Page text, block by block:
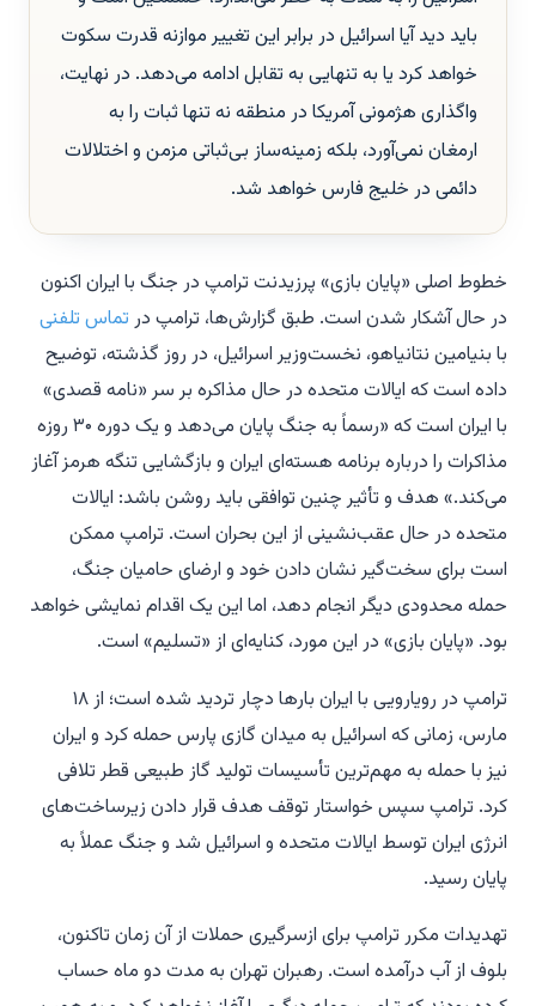
باید دید آیا اسرائیل در برابر این تغییر موازنه قدرت سکوت
خواهد کرد یا به تنهایی به تقابل ادامه می‌دهد. در نهایت،
واگذاری هژمونی آمریکا در منطقه نه تنها ثبات را به
ارمغان نمی‌آورد، بلکه زمینه‌ساز بی‌ثباتی مزمن و اختلالات
دائمی در خلیج فارس خواهد شد.
خطوط اصلی «پایان بازی» پرزیدنت ترامپ در جنگ با ایران اکنون
در حال آشکار شدن است. طبق گزارش‌ها، ترامپ در تماس تلفنی
با بنیامین نتانیاهو، نخست‌وزیر اسرائیل، در روز گذشته، توضیح
داده است که ایالات متحده در حال مذاکره بر سر «نامه قصدی»
با ایران است که «رسماً به جنگ پایان می‌دهد و یک دوره ۳۰ روزه
مذاکرات را درباره برنامه هسته‌ای ایران و بازگشایی تنگه هرمز آغاز
می‌کند.» هدف و تأثیر چنین توافقی باید روشن باشد: ایالات
متحده در حال عقب‌نشینی از این بحران است. ترامپ ممکن
است برای سخت‌گیر نشان دادن خود و ارضای حامیان جنگ،
حمله محدودی دیگر انجام دهد، اما این یک اقدام نمایشی خواهد
بود. «پایان بازی» در این مورد، کنایه‌ای از «تسلیم» است.
ترامپ در رویارویی با ایران بارها دچار تردید شده است؛ از ۱۸
مارس، زمانی که اسرائیل به میدان گازی پارس حمله کرد و ایران
نیز با حمله به مهم‌ترین تأسیسات تولید گاز طبیعی قطر تلافی
کرد. ترامپ سپس خواستار توقف هدف قرار دادن زیرساخت‌های
انرژی ایران توسط ایالات متحده و اسرائیل شد و جنگ عملاً به
پایان رسید.
تهدیدات مکرر ترامپ برای ازسرگیری حملات از آن زمان تاکنون،
بلوف از آب درآمده است. رهبران تهران به مدت دو ماه حساب